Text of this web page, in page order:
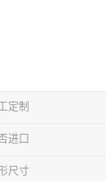
定制
进口
尺寸